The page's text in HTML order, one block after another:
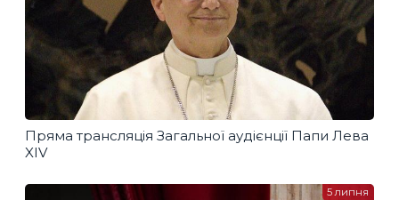
Пряма трансляція Загальної аудієнції Папи Лева
XIV
5 липня